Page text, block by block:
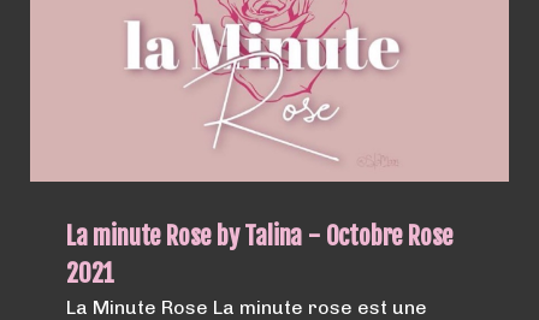
La minute Rose by Talina - Octobre Rose
2021
La Minute Rose La minute rose est une